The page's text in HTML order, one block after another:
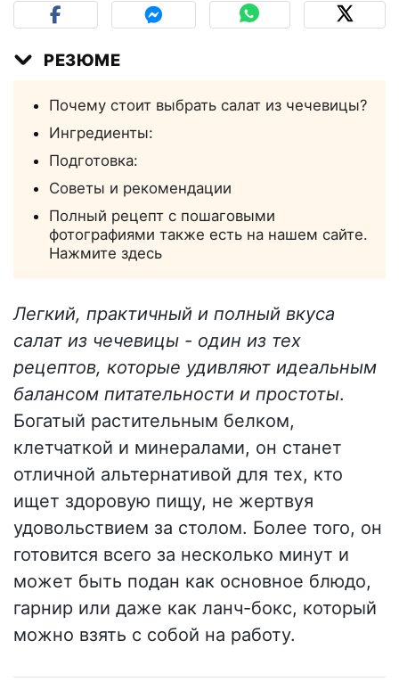
РЕЗЮМЕ
Почему стоит выбрать салат из чечевицы?
Ингредиенты:
Подготовка:
Советы и рекомендации
Полный рецепт с пошаговыми
фотографиями также есть на нашем сайте.
Нажмите здесь
Легкий, практичный и полный вкуса
салат из чечевицы - один из тех
рецептов, которые удивляют идеальным
балансом питательности и простоты.
Богатый растительным белком,
клетчаткой и минералами, он станет
отличной альтернативой для тех, кто
ищет здоровую пищу, не жертвуя
удовольствием за столом. Более того, он
готовится всего за несколько минут и
может быть подан как основное блюдо,
гарнир или даже как ланч-бокс, который
можно взять с собой на работу.